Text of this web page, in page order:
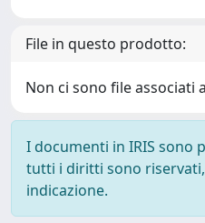
File in questo prodotto:
Non ci sono file associati
I documenti in IRIS sono
tutti i diritti sono
indicazione.